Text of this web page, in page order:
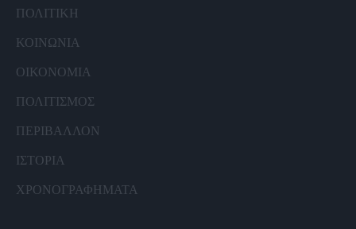
ΠΟΛΙΤΙΚΗ
ΚΟΙΝΩΝΙΑ
ΟΙΚΟΝΟΜΙΑ
ΠΟΛΙΤΙΣΜΟΣ
ΠΕΡΙΒΑΛΛΟΝ
ΙΣΤΟΡΙΑ
ΧΡΟΝΟΓΡΑΦΗΜΑΤΑ